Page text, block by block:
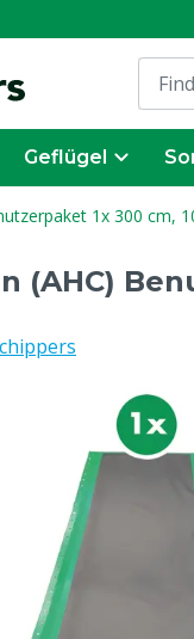
Geflügel
1x 300 cm,
(AHC)